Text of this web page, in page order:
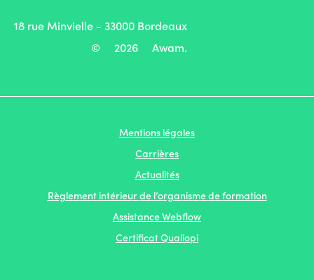
18 rue Minvielle - 33000 Bordeaux
©
2026 Awam.
Mentions légales
Carrières
Actualités
Règlement intérieur de l’organisme de formation
Assistance Webflow
Certificat Qualiopi